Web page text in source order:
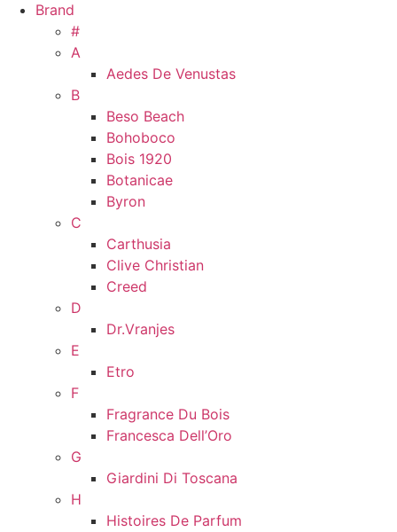
Brand
#
A
Aedes De Venustas
B
Beso Beach
Bohoboco
Bois 1920
Botanicae
Byron
C
Carthusia
Clive Christian
Creed
D
Dr.Vranjes
E
Etro
F
Fragrance Du Bois
Francesca Dell’Oro
G
Giardini Di Toscana
H
Histoires De Parfum